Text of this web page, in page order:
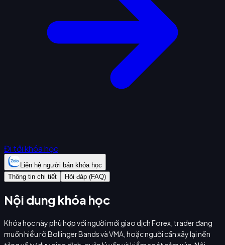
Đi tới khóa học
Liên hệ người bán khóa học
Thông tin chi tiết
Hỏi đáp (FAQ)
Nội dung khóa học
Khóa học này phù hợp với người mới giao dịch Forex, trader đang
muốn hiểu rõ Bollinger Bands và VMA, hoặc người cần xây lại nền